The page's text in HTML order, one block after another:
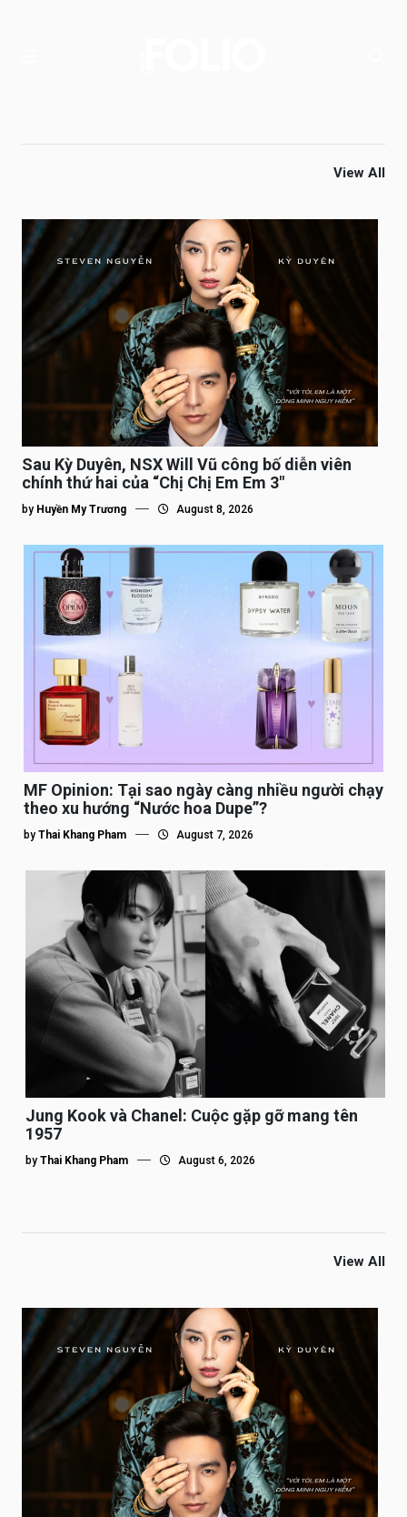
View All
Sau Kỳ Duyên, NSX Will Vũ công bố diễn viên
chính thứ hai của “Chị Chị Em Em 3″
by Huyền My Trương August 8, 2026
MF Opinion: Tại sao ngày càng nhiều người chạy
theo xu hướng “Nước hoa Dupe”?
by Thai Khang Pham August 7, 2026
Jung Kook và Chanel: Cuộc gặp gỡ mang tên
1957
by Thai Khang Pham August 6, 2026
View All